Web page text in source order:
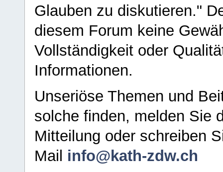
Glauben zu diskutieren."
diesem Forum keine
Vollständigkeit oder
Informationen.
Unseriöse Themen und
solche finden, melden Sie
Mitteilung oder schreiben
Mail info@kath-zdw.ch